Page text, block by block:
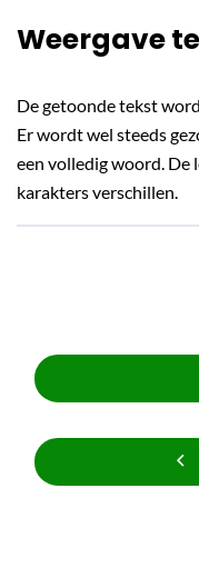
Weergave
De getoonde tekst
Er wordt wel steeds
een volledig woord. De
karakters verschillen.